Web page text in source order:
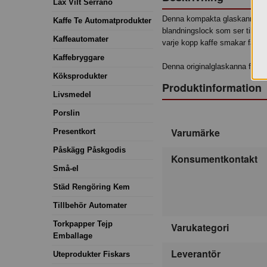
Lax Vilt Serrano
Kaffe Te Automatprodukter
Kaffeautomater
Kaffebryggare
Köksprodukter
Livsmedel
Porslin
Presentkort
Påskägg Påskgodis
Små-el
Städ Rengöring Kem
Tillbehör Automater
Torkpapper Tejp
Emballage
Uteprodukter Fiskars
Denna kompakta glaskanna
blandningslock som ser till
varje kopp kaffe smakar
Denna originalglaskanna från
Produktinformation
Varumärke
Konsumentkontakt
Varukategori
Leverantör